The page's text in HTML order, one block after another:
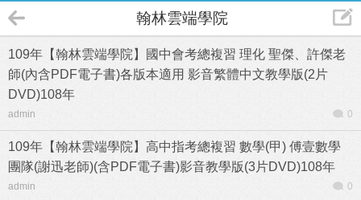
翰林雲端學院
109年【翰林雲端學院】國中會考總複習 理化 聖傑、許傑老
師(內含PDF電子書)各版本適用 影音繁體中文教學版(2片
DVD)108年
admin 0
109年【翰林雲端學院】高中指考總複習 數學(甲) 傅壹數學
團隊(謝迅老師)(含PDF電子書)影音教學版(3片DVD)108年
admin 0